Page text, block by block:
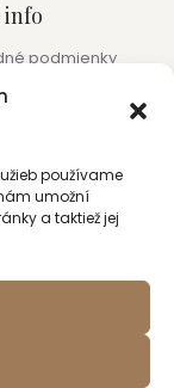
používame
umožní
a taktiež jej
podmienky
o ochrane
údajov